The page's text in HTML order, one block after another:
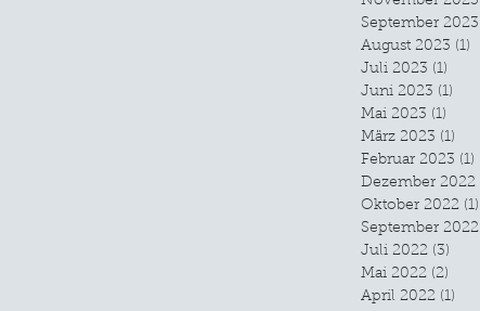
September 2023
August 2023 (1)
Juli 2023 (1)
Juni 2023 (1)
Mai 2023 (1)
März 2023 (1)
Februar 2023 (1)
Dezember 2022
Oktober 2022 (1)
September 2022
Juli 2022 (3)
Mai 2022 (2)
April 2022 (1)